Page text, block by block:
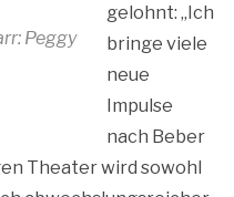
Peggy
gelohnt: „Ich
bringe viele
neue
Impulse
nach Beber
Theater wird sowohl